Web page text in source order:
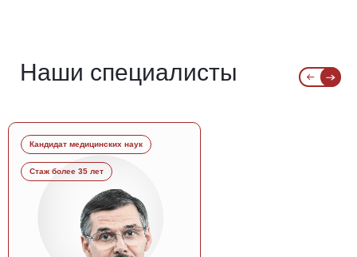
Наши специалисты
Кандидат медицинских наук
Стаж более 35 лет